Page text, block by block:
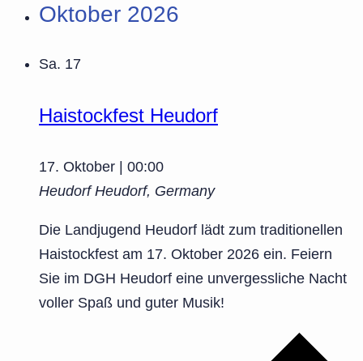
Oktober 2026
Sa. 17
Haistockfest Heudorf
17. Oktober | 00:00
HeudorfHeudorf, Germany
Die Landjugend Heudorf lädt zum traditionellen
Haistockfest am 17. Oktober 2026 ein. Feiern
Sie im DGH Heudorf eine unvergessliche Nacht
voller Spaß und guter Musik!